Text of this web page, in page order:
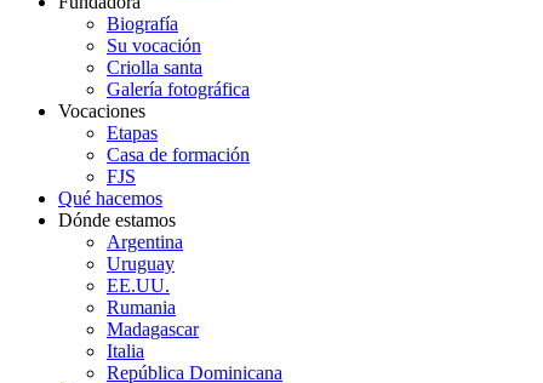
Biografía
Su vocación
Criolla santa
Galería fotográfica
Vocaciones
Etapas
Casa de formación
FJS
Qué hacemos
Dónde estamos
Argentina
Uruguay
EE.UU.
Rumania
Madagascar
Italia
República Dominicana